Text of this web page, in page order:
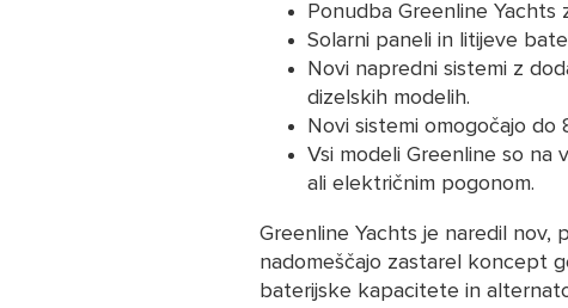
Ponudba Greenline Yachts
Solarni paneli in litijeve
Novi napredni sistemi z
dizelskih modelih.
Novi sistemi omogočajo do
Vsi modeli Greenline so na
ali električnim pogonom.
Greenline Yachts je naredil nov,
nadomeščajo zastarel koncept
baterijske kapacitete in